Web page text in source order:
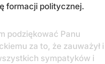
formacji politycznej.
podziękować Panu
za to, że zauważył i
sympatyków i